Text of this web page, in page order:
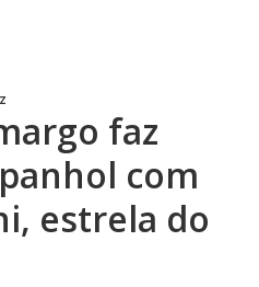
faz
com
estrela do